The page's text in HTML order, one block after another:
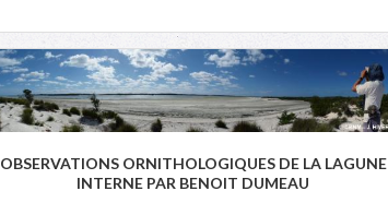
OBSERVATIONS ORNITHOLOGIQUES DE LA LAGUNE
INTERNE PAR BENOIT DUMEAU